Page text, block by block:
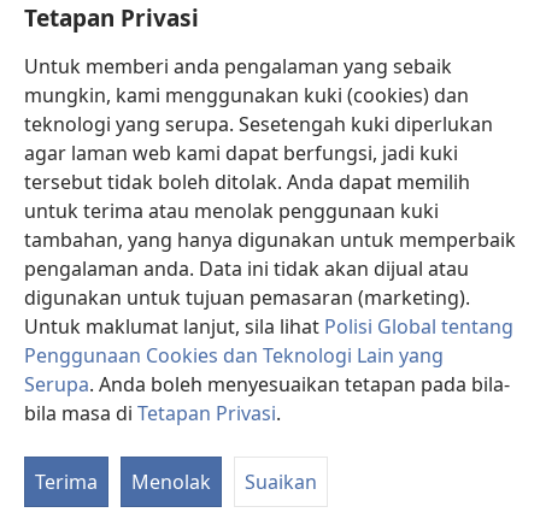
Tetapan Privasi
Untuk memberi anda pengalaman yang sebaik
mungkin, kami menggunakan kuki (cookies) dan
teknologi yang serupa. Sesetengah kuki diperlukan
agar laman web kami dapat berfungsi, jadi kuki
tersebut tidak boleh ditolak. Anda dapat memilih
untuk terima atau menolak penggunaan kuki
tambahan, yang hanya digunakan untuk memperbaik
pengalaman anda. Data ini tidak akan dijual atau
digunakan untuk tujuan pemasaran (marketing).
Untuk maklumat lanjut, sila lihat Polisi Global tentang
Penggunaan Cookies dan Teknologi Lain yang
Serupa. Anda boleh menyesuaikan tetapan pada bila-
bila masa di Tetapan Privasi.
Terima Menolak Suaikan
(membuka
tetingkap
baharu)PERPUSTAKAAN DALAM TALIAN Watchtower
(membuka
tetingkap
baharu)JW Hub ®
(membuka
tetingkap
baharu)
®
Watchtower Library®
Copyright© 2026 Watch Tower Bible and Tract Society of Pennsylvania.
SYARAT PENGGUNAAN | POLISI PRIVASI